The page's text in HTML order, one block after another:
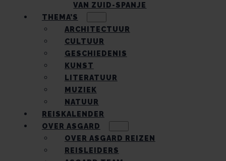
VAN ZUID-SPANJE
THEMA’S
ARCHITECTUUR
CULTUUR
GESCHIEDENIS
KUNST
LITERATUUR
MUZIEK
NATUUR
REISKALENDER
OVER ASGARD
OVER ASGARD REIZEN
REISLEIDERS